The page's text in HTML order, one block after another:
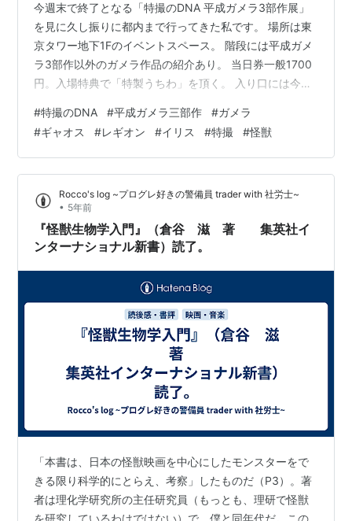
今週末で終了となる「特撮のDNA 平成ガメラ3部作展」
を見に久し振りに都内まで行ってきた私です。 場所は東
京タワー地下1Fのイベントスペース。 階段には平成ガメ
ラ3部作以外のガメラ作品の紹介あり。 当日券一般1700
円。入場特典で「特製うちわ」を頂く。 入り口には今年
概要説明。 記念すべきシリーズ1作目にして怪獣映画の新
時代を作ったG1。 ガメラヘッド。 樋口真嗣さん当時28
歳で、あの特撮シーンの数々を作り上げたとか凄すぎ
る。 あの当時『BLUE SEED』と共にキーアイテムとして
登場し子供心に特別感のあった「勾玉」。 上層部の厳命
で可愛げの…
#特撮のDNA #平成ガメラ三部作 #ガメラ
#ギャオス #レギオン #イリス #特撮 #怪獣
Rocco's log ~プログレ好きの警備員 trader with 社労士~
• 5年前
『怪獣生物学入門』（倉谷 滋 著 集英社イ
ンターナショナル新書）読了。
「本書は、日本の怪獣映画を中心にしたモンスターをで
きる限り科学的にとらえ、考察」したものだ（P3）。著
者は理化学研究所の主任研究員（もっとも、理研で怪獣
を研究しているわけではない）で、僕と同年代だ。この